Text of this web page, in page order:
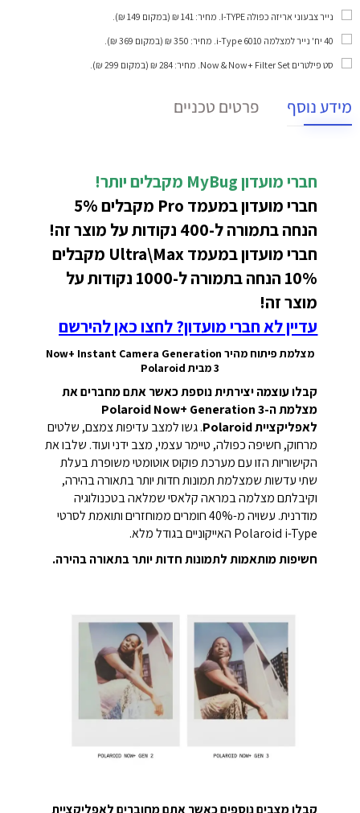
נייר צבעוני אריזה כפולה I-TYPE
. מחיר: 141 ₪ (במקום 149 ₪).
40 יח' נייר למצלמה i-Type 6010
. מחיר: 350 ₪ (במקום 369 ₪).
סט פילטרים Now & Now+ Filter Set
. מחיר: 284 ₪ (במקום 299 ₪).
מידע נוסף פרטים טכניים
חברי מועדון MyBug מקבלים יותר!
חברי מועדון במעמד Pro מקבלים 5%
הנחה בתמורה ל-400 נקודות על מוצר זה!
חברי מועדון במעמד Ultra\Max מקבלים
10% הנחה בתמורה ל-1000 נקודות על
מוצר זה!
עדיין לא חברי מועדון? לחצו כאן להירשם
מצלמת פיתוח מהיר Now+ Instant Camera Generation
3 מבית Polaroid
קבלו עוצמה יצירתית נוספת כאשר אתם מחברים את
מצלמת ה-Polaroid Now+ Generation 3
לאפליקציית Polaroid
. גשו למצב עדיפות צמצם, שלטים
מרחוק, חשיפה כפולה, טיימר עצמי, מצב ידני ועוד. שלבו את
הקישוריות הזו עם מערכת פוקוס אוטומטי משופרת בעלת
שתי עדשות שמצלמת תמונות חדות יותר בתאורה בהירה,
וקיבלתם מצלמה במראה קלאסי שמלאה בטכנולוגיה
מודרנית. עשויה מ-40% חומרים ממוחזרים ותואמת לסרטי
Polaroid i-Type האייקוניים בגודל מלא.
חשיפות מותאמות לתמונות חדות יותר בתאורה בהירה.
קבלו מצבים נוספים כאשר אתם מחוברים לאפליקציית